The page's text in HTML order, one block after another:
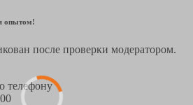
опытом!
после проверки модератором.
телефону